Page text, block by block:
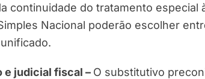
continuidade do tratamento especial
Nacional poderão escolher
e judicial fiscal – O substitutivo